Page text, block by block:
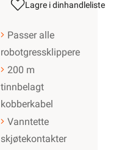
Lagre i dinhandleliste
Passer alle
robotgressklippere
200 m
tinnbelagt
kobberkabel
Vanntette
skjøtekontakter